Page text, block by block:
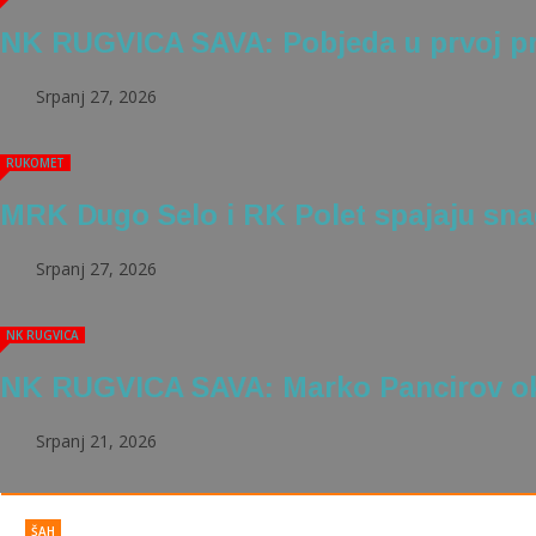
NK RUGVICA SAVA: Pobjeda u prvoj
Srpanj 27, 2026
RUKOMET
MRK Dugo Selo i RK Polet spajaju
Srpanj 27, 2026
NK RUGVICA
NK RUGVICA SAVA: Marko Pancirov
Srpanj 21, 2026
ŠAH